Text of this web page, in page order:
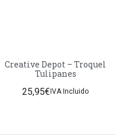
Creative Depot – Troquel
Tulipanes
25,95€ IVA Incluido